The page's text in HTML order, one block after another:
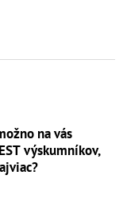
na vás
výskumníkov,